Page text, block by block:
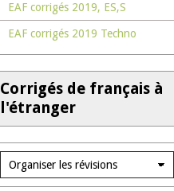
EAF corrigés 2019, ES,S
EAF corrigés 2019 Techno
Corrigés de français à
l'étranger